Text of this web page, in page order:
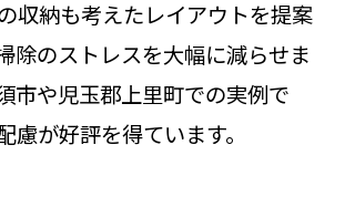
収納も考えたレイアウトを提案
除のストレスを大幅に減らせま
市や児玉郡上里町での実例で
慮が好評を得ています。